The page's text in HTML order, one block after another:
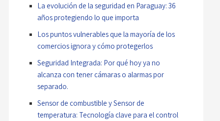
La evolución de la seguridad en Paraguay: 36
años protegiendo lo que importa
Los puntos vulnerables que la mayoría de los
comercios ignora y cómo protegerlos
Seguridad Integrada: Por qué hoy ya no
alcanza con tener cámaras o alarmas por
separado.
Sensor de combustible y Sensor de
temperatura: Tecnología clave para el control